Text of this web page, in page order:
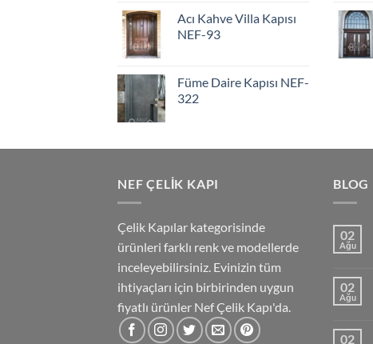
Acı Kahve Villa Kapısı
NEF-93
Füme Daire Kapısı NEF-
322
NEF ÇELIK KAPI
Çelik Kapılar kategorisinde
ürünleri farklı renk ve modellerde
inceleyebilirsiniz. Evinizin tüm
ihtiyaçları için birbirinden uygun
fiyatlı ürünler Nef Çelik Kapı'da.
BLOG
02
Ağu
02
Ağu
02